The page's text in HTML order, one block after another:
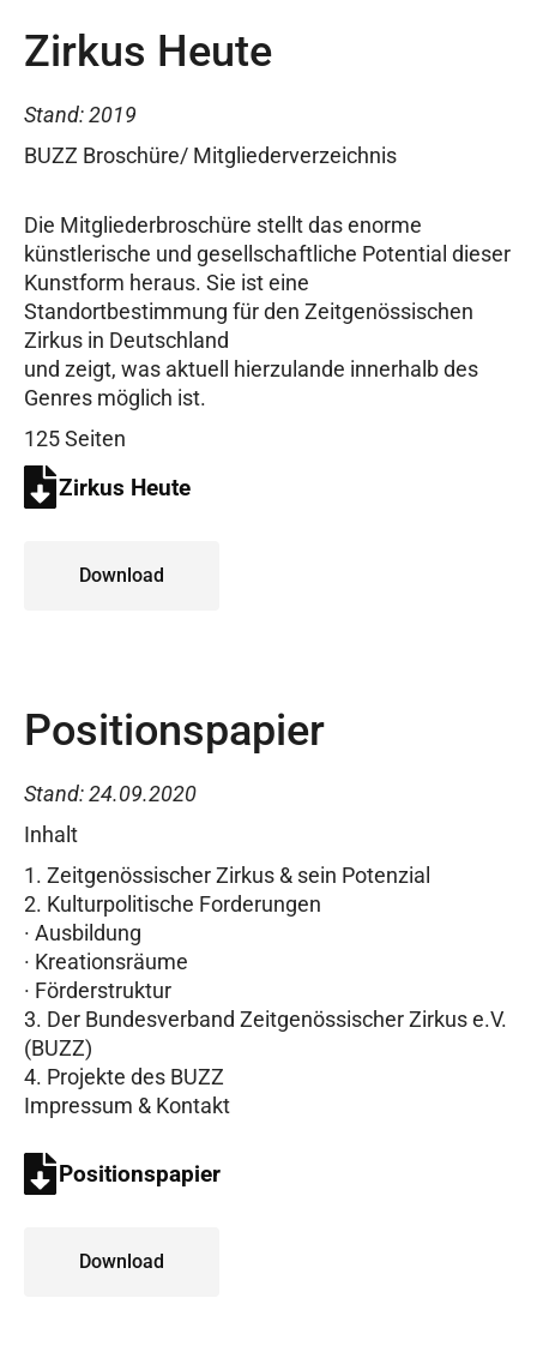
Zirkus Heute
Stand: 2019
BUZZ Broschüre/ Mitgliederverzeichnis
Die Mitgliederbroschüre stellt das enorme
künstlerische und gesellschaftliche Potential dieser
Kunstform heraus. Sie ist eine
Standortbestimmung für den Zeitgenössischen
Zirkus in Deutschland
und zeigt, was aktuell hierzulande innerhalb des
Genres möglich ist.
125 Seiten
Zirkus Heute
Download
Positionspapier
Stand: 24.09.2020
Inhalt
Zeitgenössischer Zirkus & sein Potenzial
Kulturpolitische Forderungen
· Ausbildung
· Kreationsräume
· Förderstruktur
Der Bundesverband Zeitgenössischer Zirkus e.V.
(BUZZ)
Projekte des BUZZ
Impressum & Kontakt
Positionspapier
Download